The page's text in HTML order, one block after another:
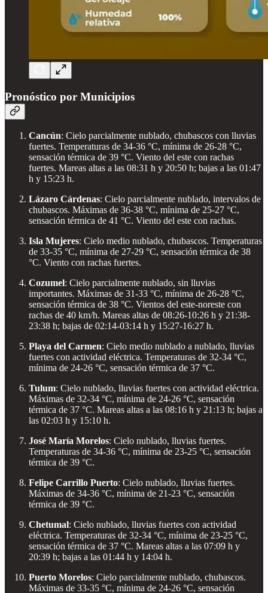
Pronóstico por Municipios
Cancún: Cielo parcialmente nublado, chubascos con lluvias
fuertes. Temperaturas de 34-36 °C, mínima de 26-28 °C,
sensación térmica de 39 °C. Viento del este con rachas
fuertes. Mareas altas a las 08:31 h y 20:50 h; bajas a las 01:47
h y 15:23 h.
Lázaro Cárdenas: Cielo parcialmente nublado, intervalos de
chubascos. Máximas de 36-38 °C, mínima de 25-27 °C,
sensación térmica de 41 °C. Viento del este con rachas.
Isla Mujeres: Cielo medio nublado, chubascos. Temperaturas
de 33-35 °C, mínima de 27-29 °C, sensación térmica de 38
°C. Viento con rachas fuertes.
Cozumel: Cielo parcialmente nublado, sin lluvias
importantes. Máximas de 31-33 °C, mínima de 26-28 °C,
sensación térmica de 38 °C. Vientos del este-noreste con
rachas de 40 km/h. Mareas altas de 08:26-10:26 h y 21:38-
23:38 h; bajas de 02:14-03:14 h y 15:27-16:27 h.
Playa del Carmen: Cielo medio nublado a nublado, lluvias
fuertes con actividad eléctrica. Temperaturas de 32-34 °C,
mínima de 24-26 °C, sensación térmica de 37 °C.
Tulum: Cielo nublado, lluvias fuertes con actividad eléctrica.
Máximas de 32-34 °C, mínima de 24-26 °C, sensación
térmica de 37 °C. Mareas altas a las 08:16 h y 21:13 h; bajas a
las 02:03 h y 15:10 h.
José María Morelos: Cielo nublado, lluvias fuertes.
Temperaturas de 34-36 °C, mínima de 23-25 °C, sensación
térmica de 39 °C.
Felipe Carrillo Puerto: Cielo nublado, lluvias fuertes.
Máximas de 34-36 °C, mínima de 21-23 °C, sensación
térmica de 39 °C.
Chetumal: Cielo nublado, lluvias fuertes con actividad
eléctrica. Temperaturas de 32-34 °C, mínima de 23-25 °C,
sensación térmica de 37 °C. Mareas altas a las 07:09 h y
20:39 h; bajas a las 01:44 h y 14:04 h.
Puerto Morelos: Cielo parcialmente nublado, chubascos.
Máximas de 33-35 °C, mínima de 24-26 °C, sensación